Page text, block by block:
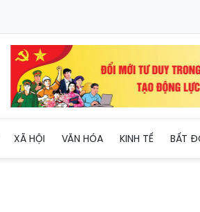
XÃ HỘI VĂN HÓA KINH TẾ BẤT